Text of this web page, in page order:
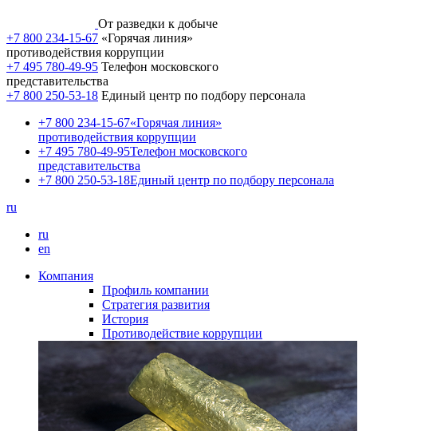
От разведки к добыче
+7 800 234-15-67 «Горячая линия»
противодействия коррупции
+7 495 780-49-95 Телефон московского
представительства
+7 800 250-53-18 Единый центр по подбору персонала
+7 800 234-15-67«Горячая линия»
противодействия коррупции
+7 495 780-49-95Телефон московского
представительства
+7 800 250-53-18Единый центр по подбору персонала
ru
ru
en
Компания
Профиль компании
Стратегия развития
История
Противодействие коррупции